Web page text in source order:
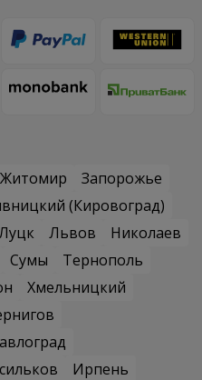
Житомир
Запорожье
(Кировоград)
Львов
Николаев
Сумы
Тернополь
Хмельницкий
Ирпень